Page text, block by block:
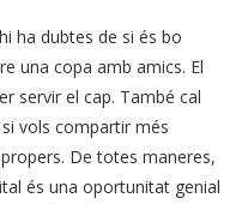
ha dubtes de si és bo
una copa amb amics. El
servir el cap. També cal
vols compartir més
De totes maneres,
és una oportunitat genial